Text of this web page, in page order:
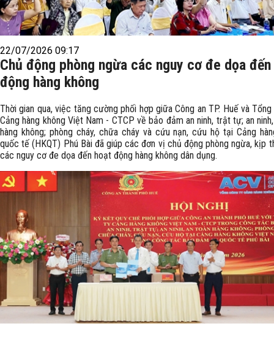
22/07/2026 09:17
Chủ động phòng ngừa các nguy cơ đe dọa
động hàng không
Thời gian qua, việc tăng cường phối hợp giữa Công an TP. Huế và
Cảng hàng không Việt Nam - CTCP về bảo đảm an ninh, trật tự; an
hàng không; phòng cháy, chữa cháy và cứu nạn, cứu hộ tại Cảng
quốc tế (HKQT) Phú Bài đã giúp các đơn vị chủ động phòng ngừa, kịp
các nguy cơ đe dọa đến hoạt động hàng không dân dụng.